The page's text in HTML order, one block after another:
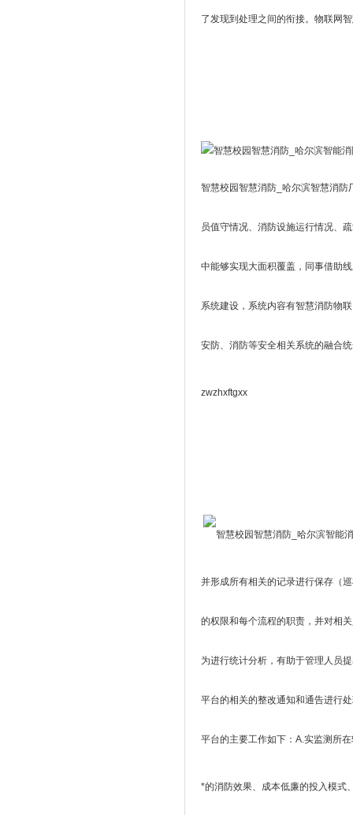
了发现到处理之间的衔接。物联网
智慧校园智慧消防_哈尔滨智慧消
员值守情况、消防设施运行情况、
中能够实现大面积覆盖，同事借助
系统建设，系统内容有智慧消防物
安防、消防等安全相关系统的融合
zwzhxftgxx
并形成所有相关的记录进行保存（
的权限和每个流程的职责，并对相
为进行统计分析，有助于管理人员
平台的相关的整改通知和通告进行
平台的主要工作如下：A.实监测所
*的消防效果、成本低廉的投入模式